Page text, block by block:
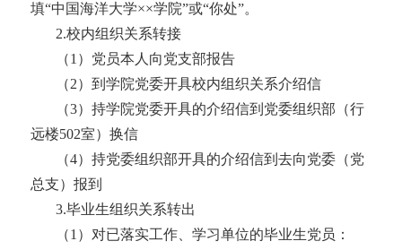
填“中国海洋大学××学院”或“你处”。
2.校内组织关系转接
（1）党员本人向党支部报告
（2）到学院党委开具校内组织关系介绍信
（3）持学院党委开具的介绍信到党委组织部（行
远楼502室）换信
（4）持党委组织部开具的介绍信到去向党委（党
总支）报到
3.毕业生组织关系转出
（1）对已落实工作、学习单位的毕业生党员：